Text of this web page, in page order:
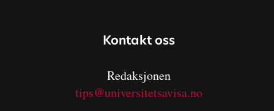
Kontakt oss
Redaksjonen
tips@universitetsavisa.no